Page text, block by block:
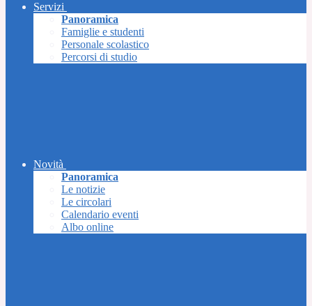
Servizi
Panoramica
Famiglie e studenti
Personale scolastico
Percorsi di studio
Novità
Panoramica
Le notizie
Le circolari
Calendario eventi
Albo online